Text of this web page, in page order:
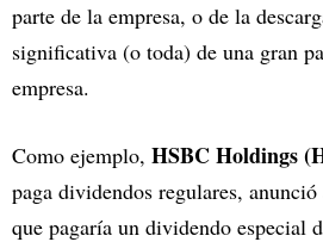
parte de la empresa, o de la
significativa (o toda) de una gran
empresa.
Como ejemplo, HSBC Holdings
paga dividendos regulares,
que pagaría un dividendo especial